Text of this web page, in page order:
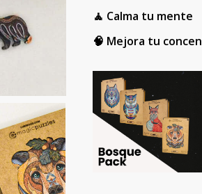
🧘 Calma tu mente
🧠 Mejora tu